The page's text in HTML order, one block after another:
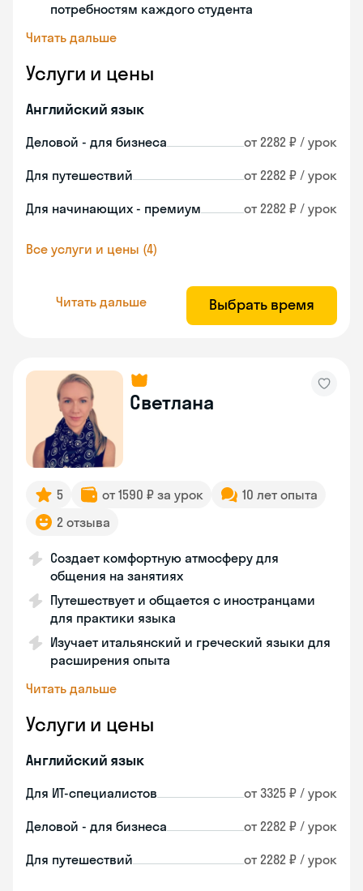
потребностям каждого студента
Читать дальше
Услуги и цены
Английский язык
Деловой - для бизнеса от 2282 ₽ / урок
Для путешествий от 2282 ₽ / урок
Для начинающих - премиум от 2282 ₽ / урок
Все услуги и цены (4)
Читать дальше Выбрать время
Светлана
5 от 1590 ₽ за урок
10 лет опыта
2 отзыва
Создает комфортную атмосферу для
общения на занятиях
Путешествует и общается с иностранцами
для практики языка
Изучает итальянский и греческий языки для
расширения опыта
Читать дальше
Услуги и цены
Английский язык
Для ИТ-специалистов от 3325 ₽ / урок
Деловой - для бизнеса от 2282 ₽ / урок
Для путешествий от 2282 ₽ / урок